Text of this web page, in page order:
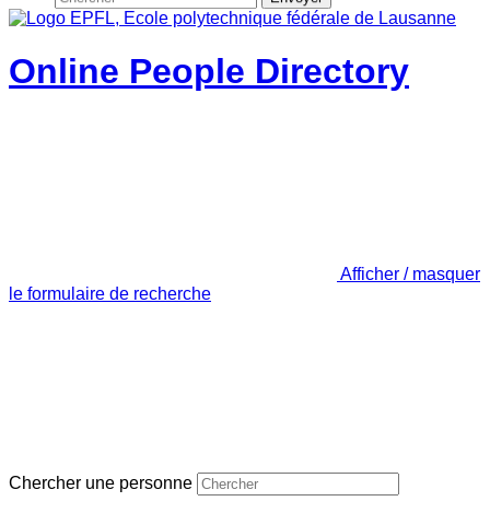
Online People Directory
Afficher / masquer
le formulaire de recherche
Chercher une personne